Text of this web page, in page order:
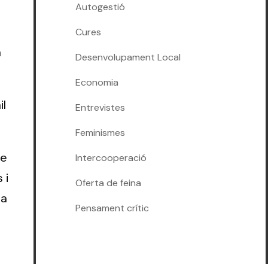
i
Autogestió
Cures
Desenvolupament Local
Economia
Entrevistes
Feminismes
Intercooperació
Oferta de feina
Pensament crític